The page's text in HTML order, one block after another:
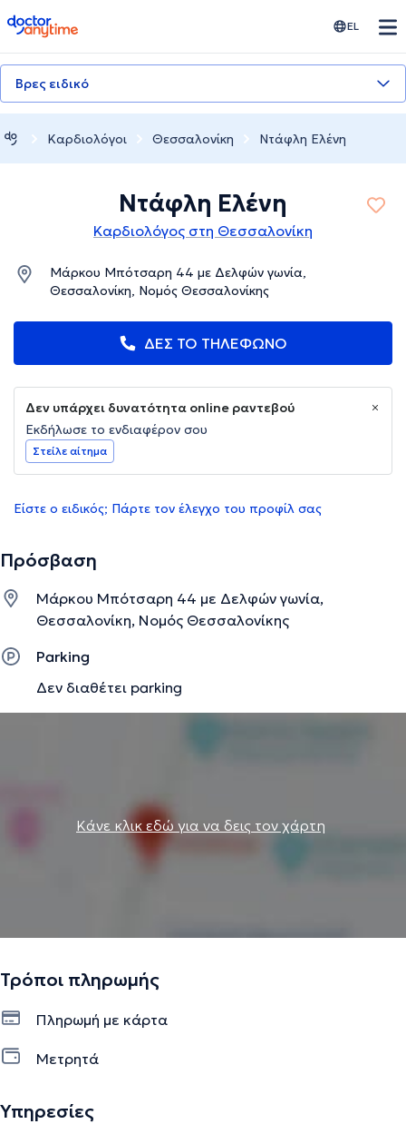
doctoranytime EL
Βρες ειδικό
Καρδιολόγοι Θεσσαλονίκη Ντάφλη Ελένη
Ντάφλη Ελένη
Καρδιολόγος στη Θεσσαλονίκη
Μάρκου Μπότσαρη 44 με Δελφών γωνία,
Θεσσαλονίκη, Νομός Θεσσαλονίκης
ΔΕΣ ΤΟ ΤΗΛΕΦΩΝΟ
Δεν υπάρχει δυνατότητα online ραντεβού
Εκδήλωσε το ενδιαφέρον σου
Στείλε αίτημα
Είστε ο ειδικός; Πάρτε τον έλεγχο του προφίλ σας
Πρόσβαση
Μάρκου Μπότσαρη 44 με Δελφών γωνία,
Θεσσαλονίκη, Νομός Θεσσαλονίκης
Parking
Δεν διαθέτει parking
Κάνε κλικ εδώ για να δεις τον χάρτη
Τρόποι πληρωμής
Πληρωμή με κάρτα
Μετρητά
Υπηρεσίες